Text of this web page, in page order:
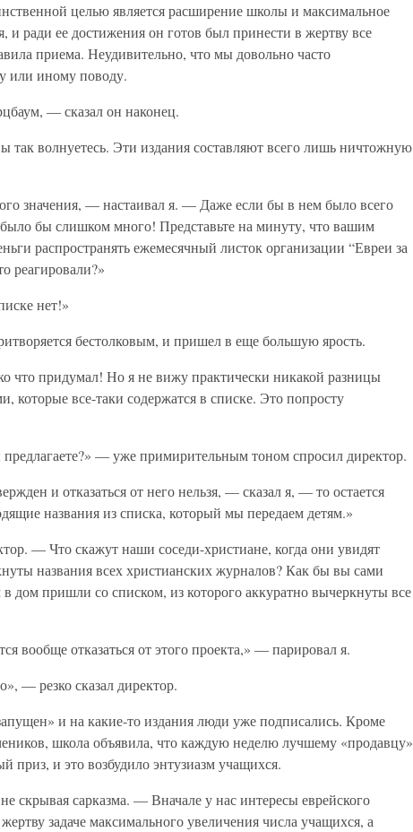
целью является расширение школы и максимальное
и ради ее достижения он готов был принести в жертву все
приема. Неудивительно, что мы довольно часто
или иному поводу.
— сказал он наконец.
волнуетесь. Эти издания составляют всего лишь ничтожную
значения, — настаивал я. — Даже если бы в нем было всего
бы слишком много! Представьте на минуту, что вашим
распространять ежемесячный листок организации “Евреи за
реагировали?»
нет!»
бестолковым, и пришел в еще большую ярость.
что придумал! Но я не вижу практически никакой разницы
которые все-таки содержатся в списке. Это попросту
— уже примирительным тоном спросил директор.
и отказаться от него нельзя, — сказал я, — то остается
названия из списка, который мы передаем детям.»
— Что скажут наши соседи-христиане, когда они увидят
названия всех христианских журналов? Как бы вы сами
дом пришли со списком, из которого аккуратно вычеркнуты все
вообще отказаться от этого проекта,» — парировал я.
— резко сказал директор.
и на какие-то издания люди уже подписались. Кроме
школа объявила, что каждую неделю лучшему «продавцу»
приз, и это возбудило энтузиазм учащихся.
скрывая сарказма. — Вначале у нас интересы еврейского
задаче максимального увеличения числа учащихся, а